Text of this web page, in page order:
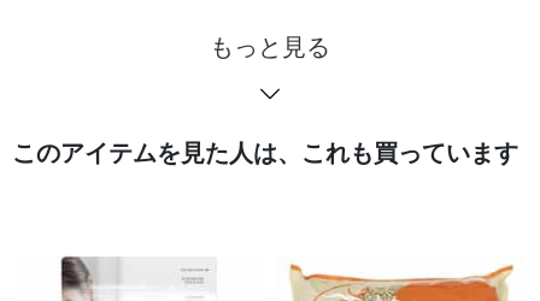
もっと見る
このアイテムを見た人は、これも買っています